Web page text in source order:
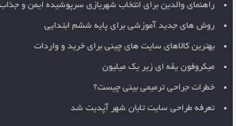
راهنمای والدین برای انتخاب شهربازی سرپوشیده ایمن و
روش های جدید آموزشی برای پایه ششم ابتدایی
بهترین کالاهای سایت های چینی برای خرید و واردات
میکروفون یقه ای زیر یک میلیون
خطرات جراحی ترمیمی بینی چیست؟
تعرفه طراحی سایت تابان شهر آپدیت شد